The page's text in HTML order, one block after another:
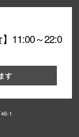
11:00～22:0
す
1